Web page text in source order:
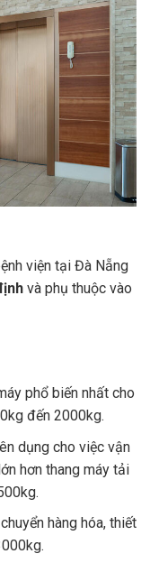
viện tại Đà Nẵng
và phụ thuộc vào
phổ biến nhất cho
đến 2000kg.
dụng cho việc vận
hơn thang máy tải
hàng hóa, thiết